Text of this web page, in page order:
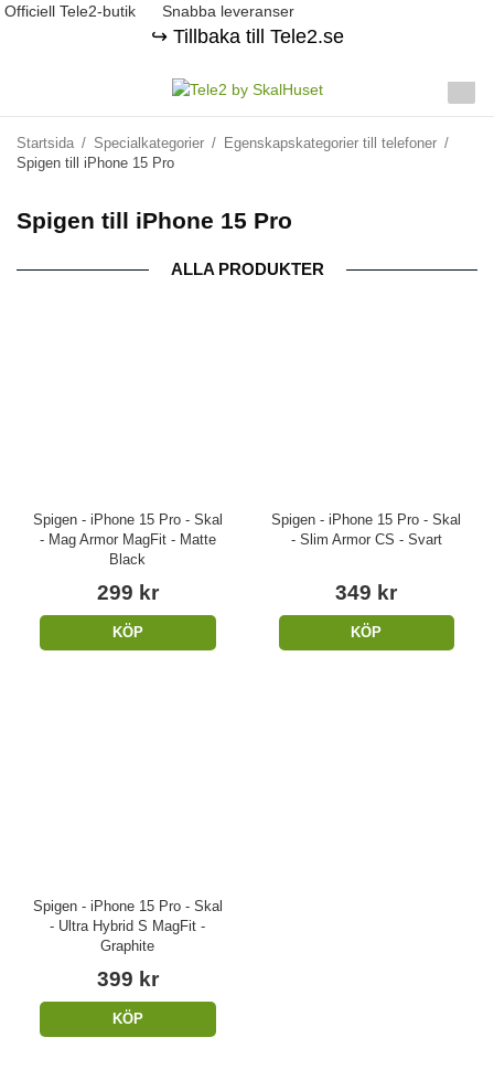
Officiell Tele2-butik Snabba leveranser
↪️ Tillbaka till Tele2.se
Startsida / Specialkategorier / Egenskapskategorier till telefoner /
Spigen till iPhone 15 Pro
Spigen till iPhone 15 Pro
ALLA PRODUKTER
Spigen - iPhone 15 Pro - Skal
- Mag Armor MagFit - Matte
Black
299 kr
KÖP
Spigen - iPhone 15 Pro - Skal
- Slim Armor CS - Svart
349 kr
KÖP
Spigen - iPhone 15 Pro - Skal
- Ultra Hybrid S MagFit -
Graphite
399 kr
KÖP